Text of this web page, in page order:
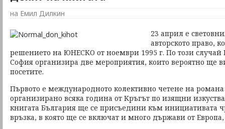
на Емил Дилкин
23 април е
авторското право,
решението на ЮНЕСКО от ноември 1995 г. По този случай
София организира две мероприятия, които вероятно ще
посетите.
Първото е международното колективно четене на
организирано всяка година от Кръгът по изящни
книгата България ще се присъедини към инициативата
връзка, в която ще се включат и много държави от